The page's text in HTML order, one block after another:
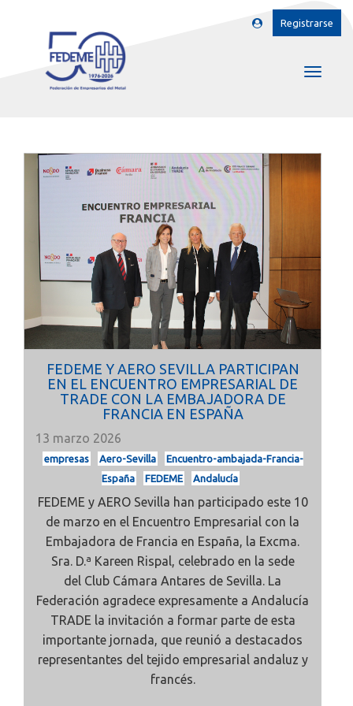
Registrarse
FEDEME Y AERO SEVILLA PARTICIPAN
EN EL ENCUENTRO EMPRESARIAL DE
TRADE CON LA EMBAJADORA DE
FRANCIA EN ESPAÑA
13 marzo 2026
empresas Aero-Sevilla
Encuentro-ambajada-Francia-
España
FEDEME Andalucía
FEDEME y AERO Sevilla han participado este 10
de marzo en el Encuentro Empresarial con la
Embajadora de Francia en España, la Excma.
Sra. D.ª Kareen Rispal, celebrado en la sede
del Club Cámara Antares de Sevilla. La
Federación agradece expresamente a Andalucía
TRADE la invitación a formar parte de esta
importante jornada, que reunió a destacados
representantes del tejido empresarial andaluz y
francés.